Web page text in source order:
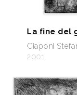
La fine del
Ciaponi
2001